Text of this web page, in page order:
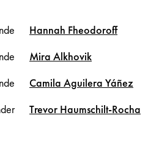
Hannah Fheodoroff
Mira Alkhovik
Camila Aguilera Yáñez
Trevor Haumschilt-Rocha